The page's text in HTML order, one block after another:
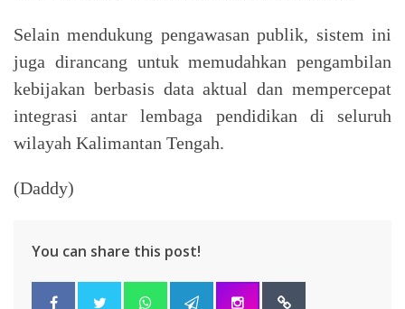
Selain mendukung pengawasan publik, sistem ini
juga dirancang untuk memudahkan pengambilan
kebijakan berbasis data aktual dan mempercepat
integrasi antar lembaga pendidikan di seluruh
wilayah Kalimantan Tengah.
(Daddy)
You can share this post!